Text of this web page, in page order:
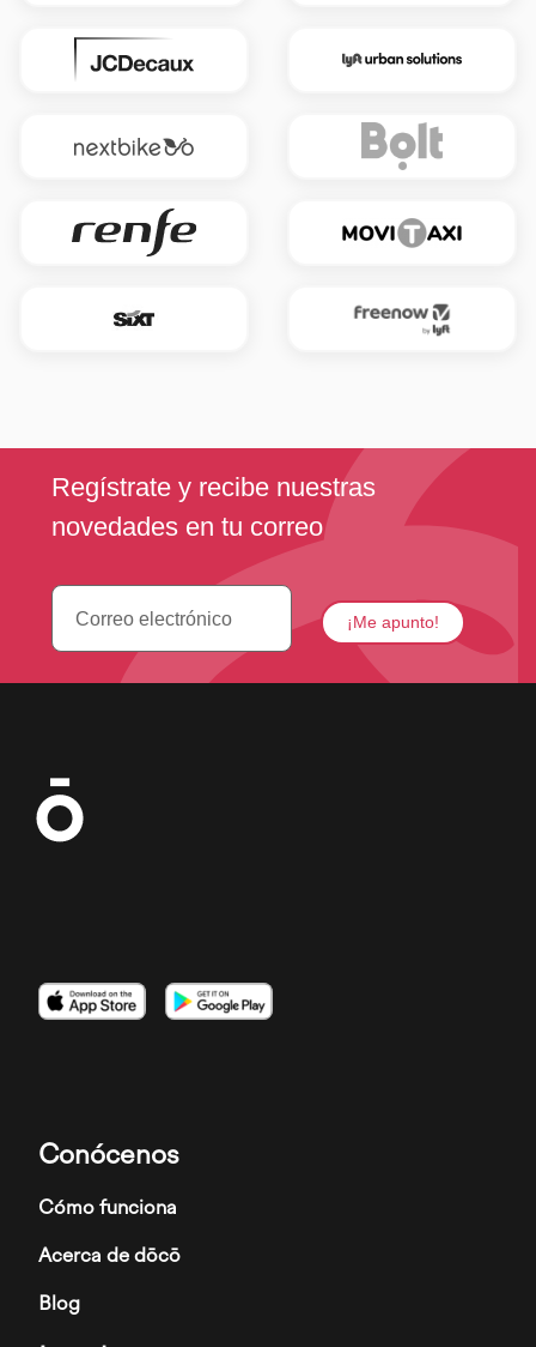
Imagen
Imagen Imagen
Conócenos
Cómo funciona
Acerca de dōcō
Blog